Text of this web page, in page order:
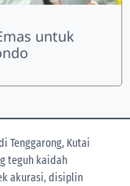
untuk
Tenggarong, Kutai
teguh kaidah
akurasi, disiplin